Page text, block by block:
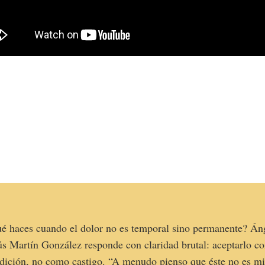
haces cuando el dolor no es temporal sino permanente?
Martín González responde con claridad brutal: aceptarlo
no como castigo. “A menudo pienso que éste no es mi